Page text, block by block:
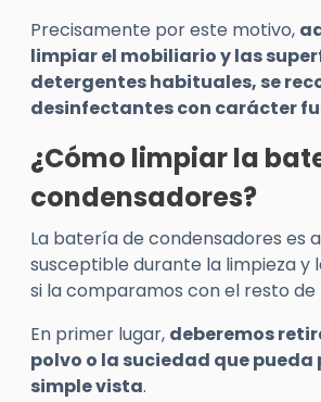
Precisamente por este motivo,
limpiar el mobiliario y las
detergentes habituales, se
desinfectantes con carácter
¿Cómo limpiar la
condensadores?
La batería de condensadores es
susceptible durante la limpieza y
si la comparamos con el resto de
En primer lugar, deberemos
polvo o la suciedad que pueda
simple vista.